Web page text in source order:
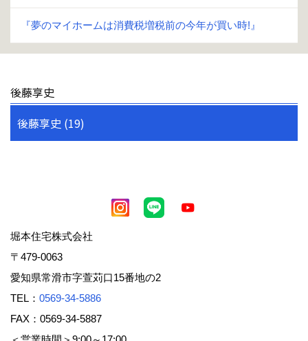
『夢のマイホームは消費税増税前の今年が買い時!』
後藤享史
後藤享史 (19)
堀本住宅株式会社
〒479-0063
愛知県常滑市字萱苅口15番地の2
TEL： 0569-34-5886
FAX：0569-34-5887